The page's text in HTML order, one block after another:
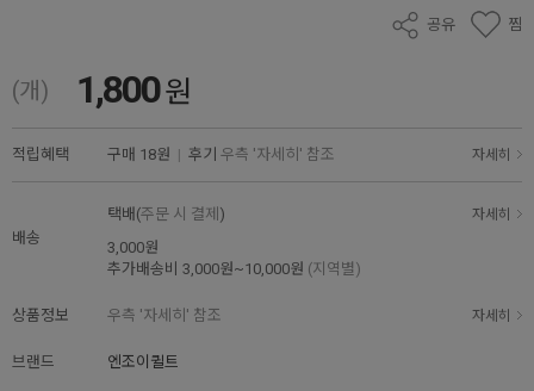
공유 찜
(개) 1,800원
적립혜택 구매 18원 | 후기 우측 '자세히' 참조 자세히
배송
택배(주문 시 결제 ) 자세히
3,000원
추가배송비 3,000원~10,000원 (지역별)
상품정보 우측 '자세히' 참조 자세히
브랜드 엔조이퀼트